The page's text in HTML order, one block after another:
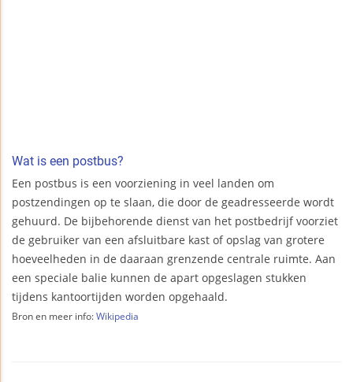
Wat is een postbus?
Een postbus is een voorziening in veel landen om
postzendingen op te slaan, die door de geadresseerde wordt
gehuurd. De bijbehorende dienst van het postbedrijf voorziet
de gebruiker van een afsluitbare kast of opslag van grotere
hoeveelheden in de daaraan grenzende centrale ruimte. Aan
een speciale balie kunnen de apart opgeslagen stukken
tijdens kantoortijden worden opgehaald.
Bron en meer info: Wikipedia